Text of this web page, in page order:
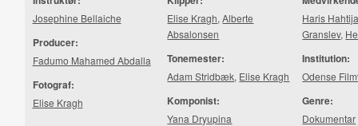
Josephine Bellaiche
Producer:
Fadumo Mahamed Abdalla
Fotograf:
Elise Kragh
Elise Kragh,Alberte
Absalonsen
Tonemester:
Adam Stridbæk, Elise Kragh
Komponist:
Yana Dryupina
Haris
Granslev,
Institution:
Odense
Genre:
Dokumentar